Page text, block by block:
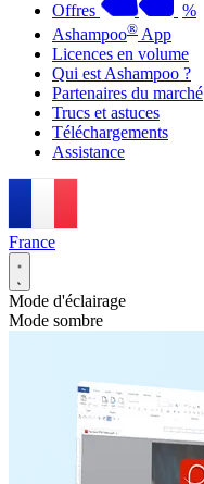
Offres
%
Ashampoo® App
Licences en volume
Qui est Ashampoo ?
Partenaires du marché
Trucs et astuces
Téléchargements
Assistance
France
Mode d'éclairage
Mode sombre